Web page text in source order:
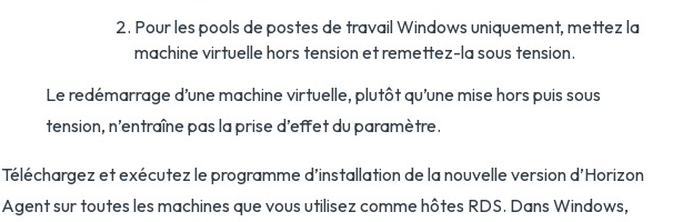
Pour les pools de postes de travail Windows uniquement, mettez la
machine virtuelle hors tension et remettez-la sous tension.
Le redémarrage d’une machine virtuelle, plutôt qu’une mise hors puis sous
tension, n’entraîne pas la prise d’effet du paramètre.
Téléchargez et exécutez le programme d’installation de la nouvelle version d’Horizon
Agent sur toutes les machines que vous utilisez comme hôtes RDS. Dans Windows,